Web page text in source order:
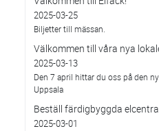
2025-03-25
Biljetter till mässan.
Välkommen till våra nya
2025-03-13
Den 7 april hittar du oss på den
Uppsala
Beställ färdigbyggda
2025-03-01